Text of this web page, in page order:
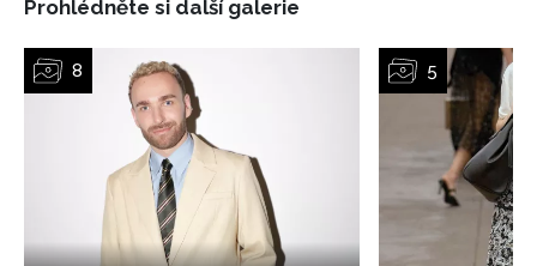
Přihlášením k newsletteru souhlasíte s
Obchodními
podmínkami společnosti BurdaMedia Extra s.r.o.a
potvrzujete, že jste se seznámili se
Zásadami
ochrany soukromí
- BurdaMedia Extra s.r.o. bude s
Vašimi údaji pracovat zejména k organizaci a
vyhodnocení akce a zasílání novinek.
Prohlédněte si další galerie